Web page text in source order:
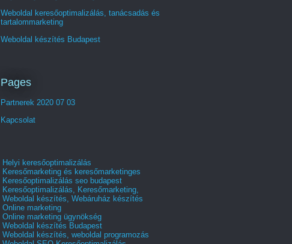
Weboldal keresőoptimalizálás, tanácsadás és
tartalommarketing
Weboldal készítés Budapest
Pages
Partnerek 2020 07 03
Kapcsolat
Helyi keresőoptimalizálás
Keresőmarketing és keresőmarketinges
Keresőoptimalizálás seo budapest
Keresőoptimalizálás, Keresőmarketing,
Weboldal készítés, Webáruház készítés
Online marketing
Online marketing ügynökség
Weboldal készítés Budapest
Weboldal készítés, weboldal programozás